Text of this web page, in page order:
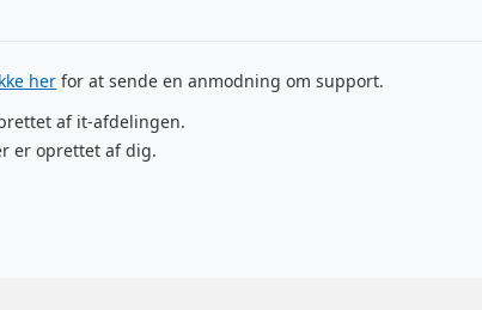
her for at sende en anmodning om support.
af it-afdelingen.
er oprettet af dig.